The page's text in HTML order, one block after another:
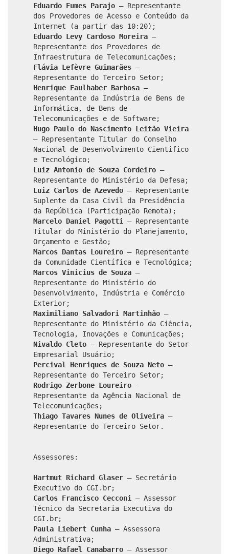
Eduardo Fumes Parajo – Representante
dos Provedores de Acesso e Conteúdo da
Internet (a partir das 10:20);
Eduardo Levy Cardoso Moreira –
Representante dos Provedores de
Infraestrutura de Telecomunicações;
Flávia Lefèvre Guimarães –
Representante do Terceiro Setor;
Henrique Faulhaber Barbosa –
Representante da Indústria de Bens de
Informática, de Bens de
Telecomunicações e de Software;
Hugo Paulo do Nascimento Leitão Vieira
– Representante Titular do Conselho
Nacional de Desenvolvimento Cientifico
e Tecnológico;
Luiz Antonio de Souza Cordeiro –
Representante do Ministério da Defesa;
Luiz Carlos de Azevedo – Representante
Suplente da Casa Civil da Presidência
da República (Participação Remota);
Marcelo Daniel Pagotti
– Representante
Titular do Ministério do Planejamento,
Orçamento e Gestão;
Marcos Dantas Loureiro – Representante
da Comunidade Científica e Tecnológica;
Marcos Vinicius de Souza –
Representante do Ministério do
Desenvolvimento, Indústria e Comércio
Exterior;
Maximiliano Salvadori Martinhão –
Representante do Ministério da Ciência,
Tecnologia, Inovações e Comunicações;
Nivaldo Cleto – Representante do Setor
Empresarial Usuário;
Percival Henriques de Souza Neto –
Representante do Terceiro Setor;
Rodrigo Zerbone Loureiro -
Representante da Agência Nacional de
Telecomunicações;
Thiago Tavares Nunes de Oliveira –
Representante do Terceiro Setor.
Assessores:
Hartmut Richard Glaser – Secretário
Executivo do CGI.br;
Carlos Francisco Cecconi
– Assessor
Técnico da Secretaria Executiva do
CGI.br;
Paula Liebert Cunha – Assessora
Administrativa;
Diego Rafael Canabarro – Assessor